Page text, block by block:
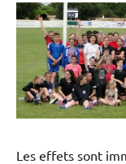
Les effets sont